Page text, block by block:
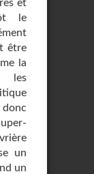
et
le
être
la
les
un
un